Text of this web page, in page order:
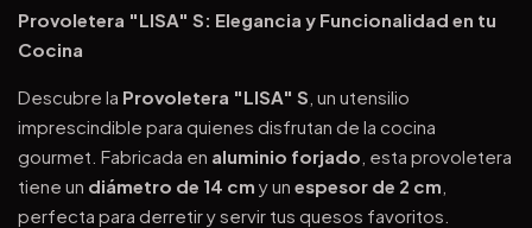
Provoletera "LISA" S: Elegancia y Funcionalidad en tu
Cocina
Descubre la Provoletera "LISA" S , un utensilio
imprescindible para quienes disfrutan de la cocina
gourmet. Fabricada en aluminio forjado , esta provoletera
tiene un diámetro de 14 cm y un espesor de 2 cm
perfecta para derretir y servir tus quesos favoritos.